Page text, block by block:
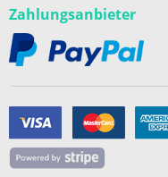
Zahlungsanbieter